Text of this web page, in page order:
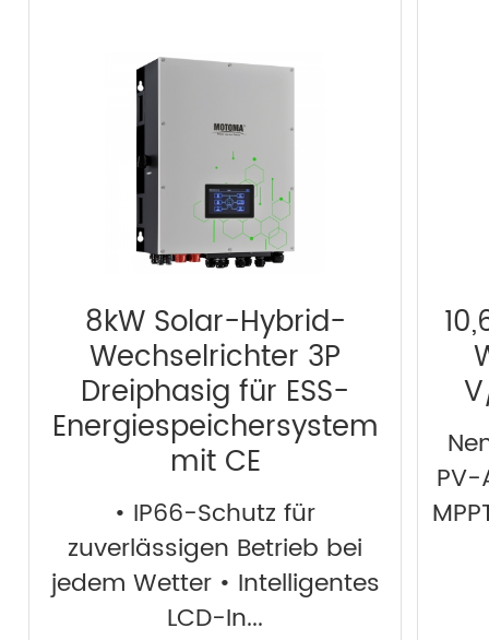
8kW Solar-Hybrid-
Wechselrichter 3P
Dreiphasig für ESS-
Energiespeichersystem
mit CE
• IP66-Schutz für
zuverlässigen Betrieb bei
jedem Wetter • Intelligentes
LCD-In...